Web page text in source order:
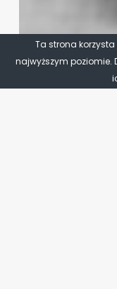
Ta strona
najwyższym poziomie.